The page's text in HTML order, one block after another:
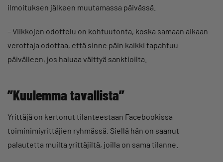
ilmoituksen jälkeen muutamassa päivässä.
– Viikkojen odottelu on kohtuutonta, koska samaan aikaan
verottaja odottaa, että sinne päin kaikki tapahtuu
päivälleen, jos haluaa välttyä sanktioilta.
”Kuulemma tavallista”
Yrittäjä on kertonut tilanteestaan Facebookissa
toiminimiyrittäjien ryhmässä. Siellä hän on saanut
palautetta muilta yrittäjiltä, joilla on sama tilanne.